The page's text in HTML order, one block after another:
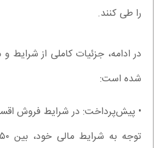
را طی کنند.
در ادامه، جزئیات کاملی از شرایط
شده است:
• پیش‌پرداخت: در شرایط فروش